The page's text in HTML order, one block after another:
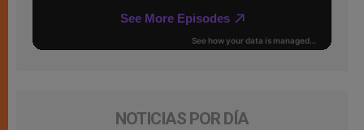
NOTICIAS POR DÍA